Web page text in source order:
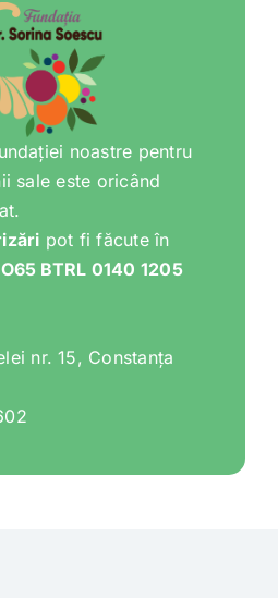
noastre pentru
sale este oricând
pot fi făcute în
BTRL 0140 1205
nr. 15, Constanța